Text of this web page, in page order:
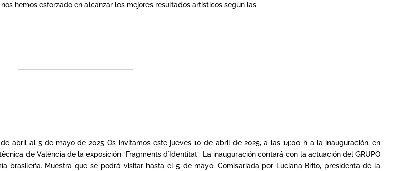
hemos esforzado en alcanzar los mejores resultados artísticos según las
abril al 5 de mayo de 2025 Os invitamos este jueves 10 de abril de 2025, a las 14:00 h a la inauguración, en
de València de la exposición “Fragments d´Identitat”. La inauguración contará con la actuación del GRUPO
brasileña. Muestra que se podrá visitar hasta el 5 de mayo. Comisariada por Luciana Brito, presidenta de la